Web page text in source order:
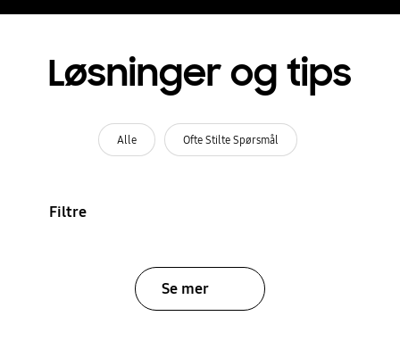
Løsninger og tips
Alle Ofte Stilte Spørsmål
Filtre
Se mer